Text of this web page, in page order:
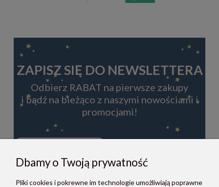
ZAPISZ SIĘ DO NEWSLETTERA
Odbierz RABAT na pierwsze zakupy
i bądź na bieżąco z naszymi nowościami i
promocjami!
ZAPISZ SIĘ
Dbamy o Twoją prywatność
Pliki cookies i pokrewne im technologie umożliwiają poprawne